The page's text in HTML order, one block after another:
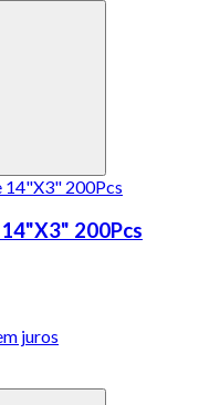
200Pcs
juros